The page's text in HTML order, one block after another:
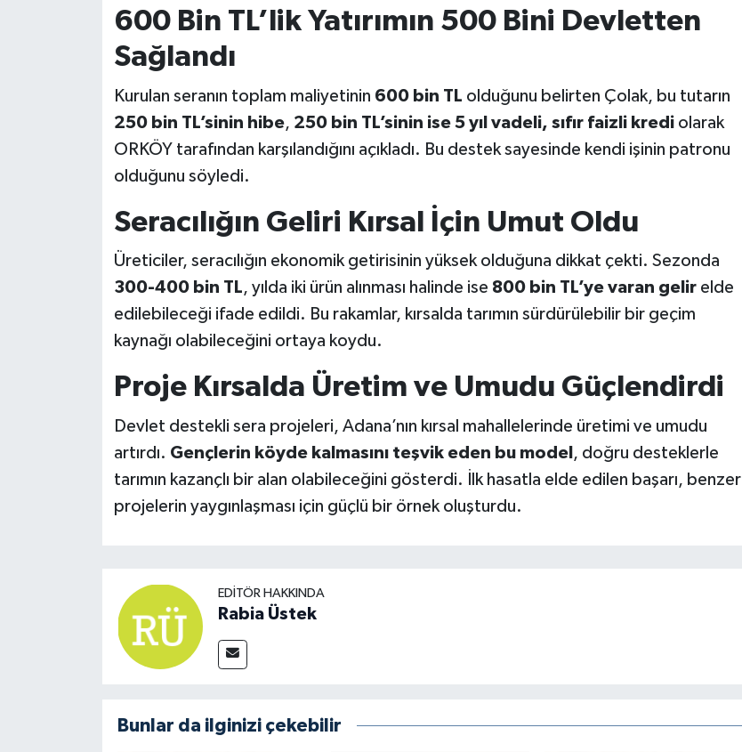
600 Bin TL’lik Yatırımın 500 Bini Devletten
Sağlandı
Kurulan seranın toplam maliyetinin 600 bin TL olduğunu belirten Çolak, bu tutarın
250 bin TL’sinin hibe, 250 bin TL’sinin ise 5 yıl vadeli, sıfır faizli krediolarak
ORKÖY tarafından karşılandığını açıkladı. Bu destek sayesinde kendi işinin patronu
olduğunu söyledi.
Seracılığın Geliri Kırsal İçin Umut Oldu
Üreticiler, seracılığın ekonomik getirisinin yüksek olduğuna dikkat çekti. Sezonda
300-400 bin TL, yılda iki ürün alınması halinde ise 800 bin TL’ye varan gelirelde
edilebileceği ifade edildi. Bu rakamlar, kırsalda tarımın sürdürülebilir bir geçim
kaynağı olabileceğini ortaya koydu.
Proje Kırsalda Üretim ve Umudu Güçlendirdi
Devlet destekli sera projeleri, Adana’nın kırsal mahallelerinde üretimi ve umudu
artırdı. Gençlerin köyde kalmasını teşvik eden bu model , doğru desteklerle
tarımın kazançlı bir alan olabileceğini gösterdi. İlk hasatla elde edilen başarı, benzer
projelerin yaygınlaşması için güçlü bir örnek oluşturdu.
EDITÖR HAKKINDA
Rabia Üstek
Bunlar da ilginizi çekebilir